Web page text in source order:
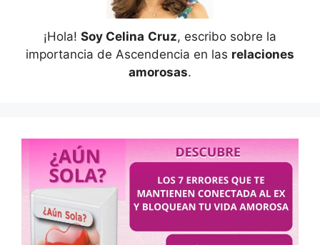
¡Hola! Soy Celina Cruz, escribo sobre la
importancia de Ascendencia en las relaciones
amorosas.